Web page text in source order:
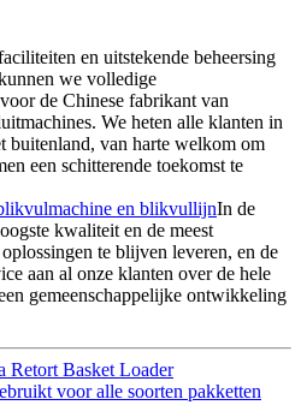
en uitstekende beheersing
we volledige
de Chinese fabrikant van
We heten alle klanten in
buitenland, van harte welkom om
een schitterende toekomst te
en blikvullijnIn de
kwaliteit en de meest
te blijven leveren, en de
aan al onze klanten over de hele
gemeenschappelijke ontwikkeling
Retort Basket Loader
voor alle soorten pakketten